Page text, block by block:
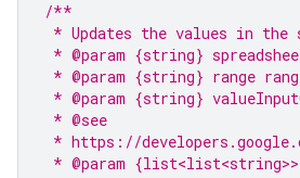
/**
* Updates the values in the
* @param {string}
* @param {string} range
* @param {string}
* @see
* https://
* @param